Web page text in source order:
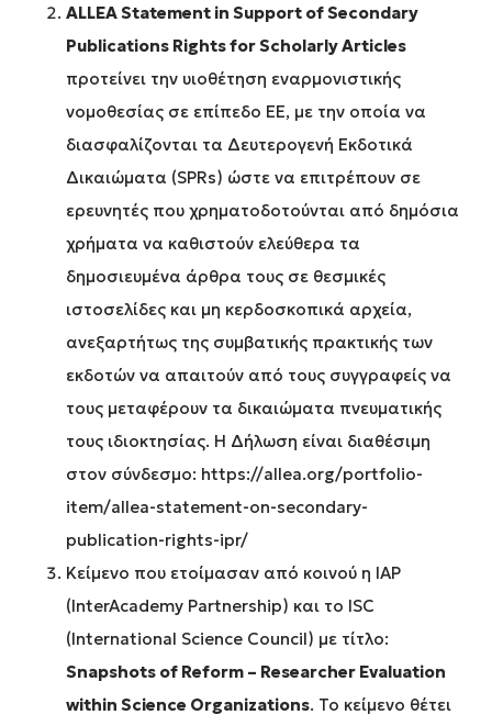
ALLEAStatement in Support ofSecondary
Publications RightsforScholarlyArticles
προτείνει την υιοθέτηση εναρμονιστικής
νομοθεσίας σε επίπεδο ΕΕ, με την οποία να
διασφαλίζονται τα Δευτερογενή Εκδοτικά
Δικαιώματα (SPRs) ώστε να επιτρέπουν σε
ερευνητές που χρηματοδοτούνται από δημόσια
χρήματα να καθιστούν ελεύθερα τα
δημοσιευμένα άρθρα τους σε θεσμικές
ιστοσελίδες και μη κερδοσκοπικά αρχεία,
ανεξαρτήτως της συμβατικής πρακτικής των
εκδοτών να απαιτούν από τους συγγραφείς να
τους μεταφέρουν τα δικαιώματα πνευματικής
τους ιδιοκτησίας. Η Δήλωση είναι διαθέσιμη
στον σύνδεσμο: https://allea.org/portfolio-
item/allea-statement-on-secondary-
publication-rights-ipr/
Κείμενο που ετοίμασαν από κοινού η IAP
(InterAcademy Partnership) και το ISC
(International Science Council) με τίτλο:
Snapshots of Reform – Researcher Evaluation
within Science Organizations. Το κείμενο θέτει